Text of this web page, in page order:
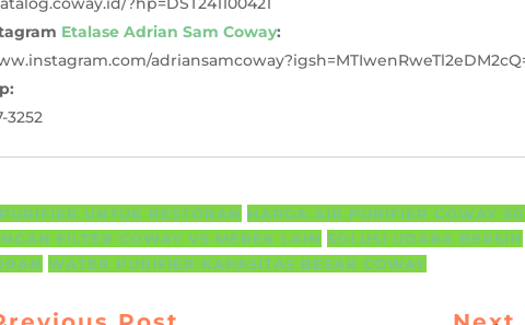
Etalase Adrian Sam Coway:
3252
UNTUK RESTORAN HARGA AIR PURIFIER COWAY
FILTER COWAY VS MEREK LAIN SOLUSI UDARA BERSIH
WATER PURIFIER KAPASITAS BESAR COWAY